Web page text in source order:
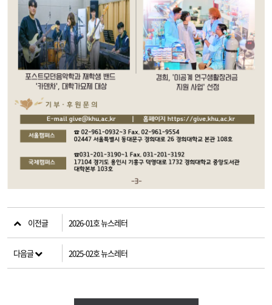
이전글 2026-01호 뉴스레터
다음글 2025-02호 뉴스레터